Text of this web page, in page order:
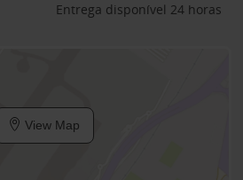
Entrega disponível 24 horas
View Map